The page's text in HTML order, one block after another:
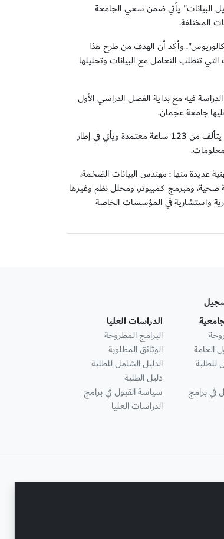
البيانات" يأتي ضمن سعي الجامعة
المختلفة.
وأكد أن الهدف من طرح هذا
تتطلب التعامل مع البيانات وتحليلها
فيه مع بداية الفصل الدراسي الأول
من جانبه، أكد الدكتور فهر حياتي، عميد كليه الهندسة وتكنولوجيا المعلومات أن هذا البرنامج، والذي يتألف من 123 ساعة معتمدة ويأتي في إطار
عديدة منها : مهندس البيانات الضخمة،
صحية، ومبرمج كمبيوتر، ومحلل نظم وغيرها
واستشارية في المؤسسات الخاصة
العامة
للطلبة
في برامج
الدراسات العليا
البرامج المطروحة
الوثائق المطلوبة
الدليل الشامل للطلبة
دليل الطلبة
سياسة القبول في برامج
الدراسات العليا